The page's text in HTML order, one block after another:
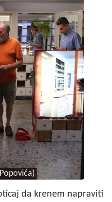
da krenem napraviti